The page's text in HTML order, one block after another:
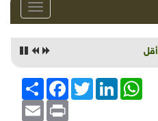
navigation
انشر
FacebookTwitterLinkedIn
Email